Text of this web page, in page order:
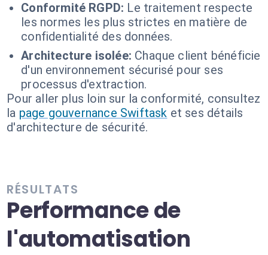
Conformité RGPD: Le traitement respecte
les normes les plus strictes en matière de
confidentialité des données.
Architecture isolée: Chaque client bénéficie
d'un environnement sécurisé pour ses
processus d'extraction.
Pour aller plus loin sur la conformité, consultez
la page gouvernance Swiftask et ses détails
d'architecture de sécurité.
RÉSULTATS
Performance de
l'automatisation